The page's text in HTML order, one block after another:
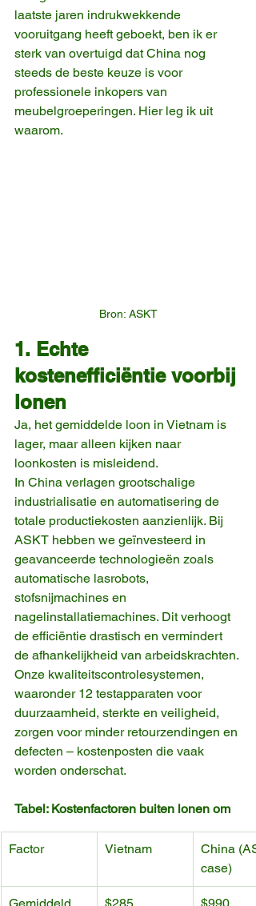
laatste jaren indrukwekkende
vooruitgang heeft geboekt, ben ik er
sterk van overtuigd dat China nog
steeds de beste keuze is voor
professionele inkopers van
meubelgroeperingen. Hier leg ik uit
waarom.
Bron: ASKT
1. Echte
kostenefficiëntie voorbij
lonen
Ja, het gemiddelde loon in Vietnam is
lager, maar alleen kijken naar
loonkosten is misleidend.
In China verlagen grootschalige
industrialisatie en automatisering de
totale productiekosten aanzienlijk. Bij
ASKT hebben we geïnvesteerd in
geavanceerde technologieën zoals
automatische lasrobots,
stofsnijmachines en
nagelinstallatiemachines. Dit verhoogt
de efficiëntie drastisch en vermindert
de afhankelijkheid van arbeidskrachten.
Onze kwaliteitscontrolesystemen,
waaronder 12 testapparaten voor
duurzaamheid, sterkte en veiligheid,
zorgen voor minder retourzendingen en
defecten – kostenposten die vaak
worden onderschat.
Tabel: Kostenfactoren buiten lonen om
Factor Vietnam
China
case)